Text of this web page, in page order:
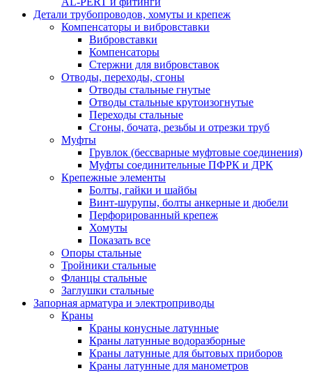
Детали трубопроводов, хомуты и крепеж
Компенсаторы и вибровставки
Вибровставки
Компенсаторы
Стержни для вибровставок
Отводы, переходы, сгоны
Отводы стальные гнутые
Отводы стальные крутоизогнутые
Переходы стальные
Сгоны, бочата, резьбы и отрезки труб
Муфты
Грувлок (бессварные муфтовые соединения)
Муфты соединительные ПФРК и ДРК
Крепежные элементы
Болты, гайки и шайбы
Винт-шурупы, болты анкерные и дюбели
Перфорированный крепеж
Хомуты
Показать все
Опоры стальные
Тройники стальные
Фланцы стальные
Заглушки стальные
Запорная арматура и электроприводы
Краны
Краны конусные латунные
Краны латунные водоразборные
Краны латунные для бытовых приборов
Краны латунные для манометров